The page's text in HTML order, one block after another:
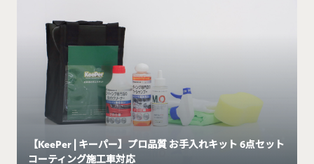
【KeePer | キーパー】プロ品質 お手入れキット 6点セット
コーティング施工車対応